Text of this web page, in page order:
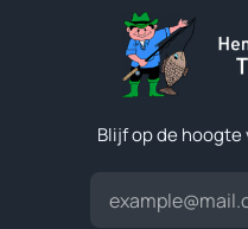
Blijf op de